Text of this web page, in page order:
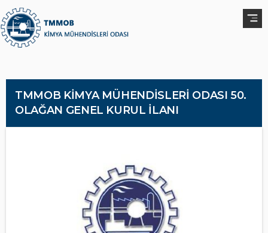
TMMOB KİMYA MÜHENDİSLERİ ODASI 50.
OLAĞAN GENEL KURUL İLANI